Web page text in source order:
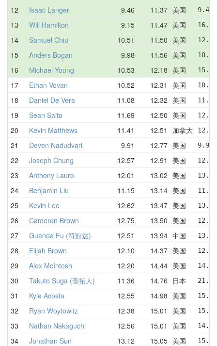
12 Isaac Langer 9.46 11.37 美国
13 Will Hamilton 9.15 11.47 美国
14 Samuel Chiu 10.51 11.50 美国
15 Anders Bogan 9.98 11.56 美国
16 Michael Young 10.53 12.18 美国
17 Ethan Vovan 10.52 12.31 美国
18 Daniel De Vera 11.08 12.32 美国
19 Sean Saito 11.69 12.50 美国
20 Kevin Matthews 11.41 12.51 加拿大
21 Deven Nadudvari 9.91 12.77 美国
22 Joseph Chung 12.57 12.91 美国
23 Anthony Lauro 12.01 13.02 美国
24 Benjamin Liu 11.15 13.14 美国
25 Kevin Lee 12.62 13.47 美国
26 Cameron Brown 12.75 13.50 美国
27 Guanda Fu (符冠达) 12.51 13.94 中国
28 Elijah Brown 12.10 14.37 美国
29 Alex McIntosh 12.20 14.44 美国
30 Takuto Suga (菅拓人) 11.36 14.76 日本
31 Kyle Acosta 12.55 14.98 美国
32 Ryan Woytowitz 12.38 15.01 美国
33 Nathan Nakaguchi 12.56 15.01 美国
34 Jonathan Sun 13.12 15.05 美国